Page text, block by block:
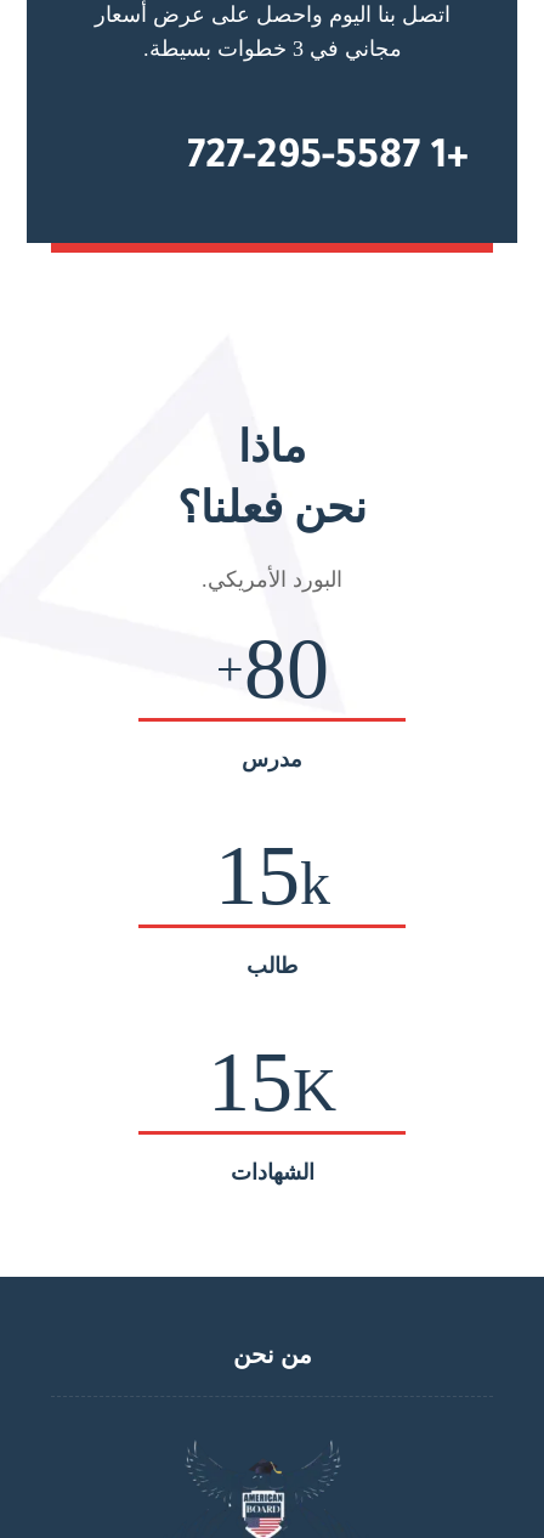
اتصل بنا اليوم واحصل على عرض أسعار
مجاني في 3 خطوات بسيطة.
+1 727-295-5587
ماذا
نحن فعلنا؟
البورد الأمريكي.
80
+
مدرس
15k
طالب
15K
الشهادات
من نحن